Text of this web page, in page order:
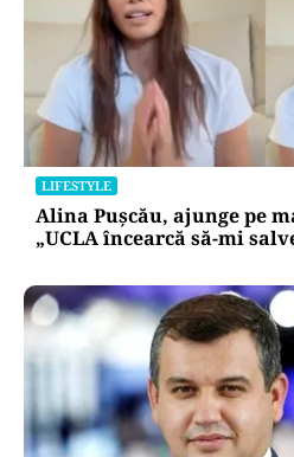
LIFESTYLE
Alina Pușcău, ajunge pe
„UCLA încearcă să-mi